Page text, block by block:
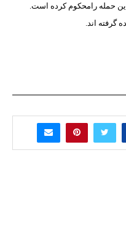
این حمله رامحکوم کرده است.
گرفته اند.